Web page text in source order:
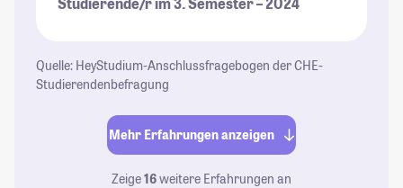
Quelle: HeyStudium-Anschlussfragebogen der CHE-
Studierendenbefragung
Mehr Erfahrungen anzeigen
Zeige16weitere Erfahrungen an